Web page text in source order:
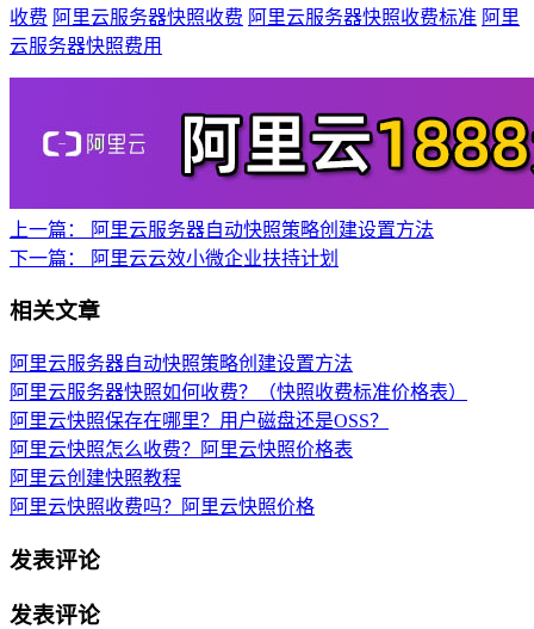
收费 阿里云服务器快照收费 阿里云服务器快照收费标准 阿里
云服务器快照费用
上一篇：
阿里云服务器自动快照策略创建设置方法
下一篇：
阿里云云效小微企业扶持计划
相关文章
阿里云服务器自动快照策略创建设置方法
阿里云服务器快照如何收费？（快照收费标准价格表）
阿里云快照保存在哪里？用户磁盘还是OSS？
阿里云快照怎么收费？阿里云快照价格表
阿里云创建快照教程
阿里云快照收费吗？阿里云快照价格
发表评论
发表评论